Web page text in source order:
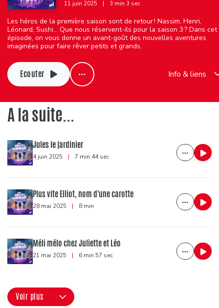
11 juin 2025 | 3 min 3 sec
Les héros de la première saison sont de retour ! Nassim, Henri,
Léonard, Sushi… Que nous réservent-ils pour la saison 3 ? Dans cet
épisode, on vous donne un avant-goût des nouvelles aventures
imaginées pour faire rêver petits et grands.
Ecouter Info & liens
A la suite...
Jules le jardinier
4 juin 2025 | 7 min 44 sec
Plus vite Elliot, nom d'une carotte
28 mai 2025 | 8 min
Méli mélo chez Juliette et Léo
21 mai 2025 | 6 min 57 sec
Voir plus